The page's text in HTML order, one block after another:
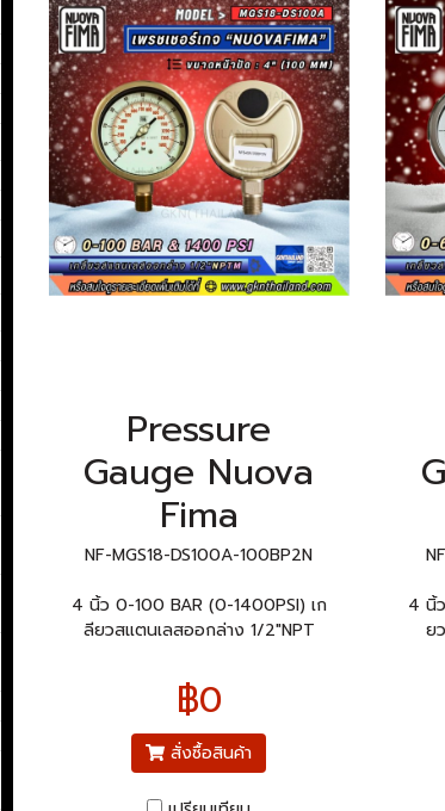
Pressure
Gauge Nuova
Fima
NF-MGS18-DS100A-100BP2N
4 นิ้ว 0-100 BAR (0-1400PSI) เก
ลียวสแตนเลสออกล่าง 1/2"NPT
฿0
สั่งซื้อสินค้า
4 นิ้
ย